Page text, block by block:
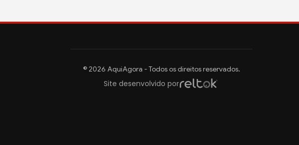
© 2026 AquiAgora - Todos os direitos reservados.
Site desenvolvido por